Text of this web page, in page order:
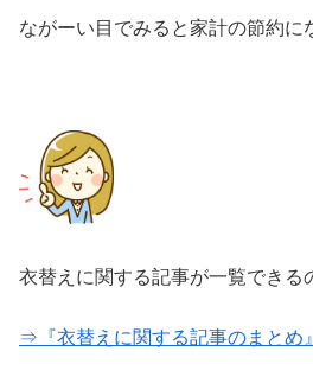
ながーい目でみると家計の節約に
衣替えに関する記事が一覧できる
⇒『衣替えに関する記事のまとめ』